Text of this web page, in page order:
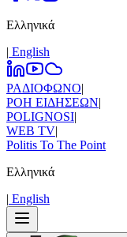
Ελληνικά
| Εnglish
ΡΑΔΙΟΦΩΝΟ|
ΡΟΗ ΕΙΔΗΣΕΩΝ|
POLIGNOSI|
WEB TV|
Politis To The Point
Ελληνικά
| Εnglish